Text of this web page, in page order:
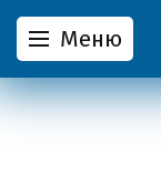
Меню